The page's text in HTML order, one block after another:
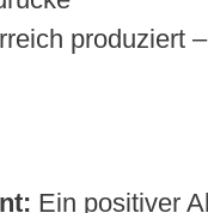
produziert
Ein positiver